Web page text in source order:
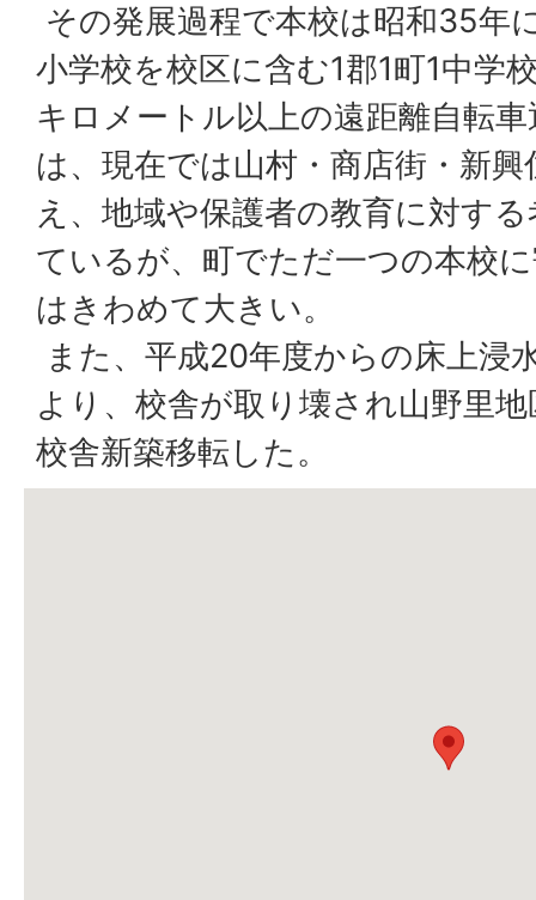
その発展過程で本校は昭和35年
小学校を校区に含む1郡1町1中学
キロメートル以上の遠距離自転
は、現在では山村・商店街・新
え、地域や保護者の教育に対す
ているが、町でただ一つの本校
はきわめて大きい。
また、平成20年度からの床上浸
より、校舎が取り壊され山野里
校舎新築移転した。